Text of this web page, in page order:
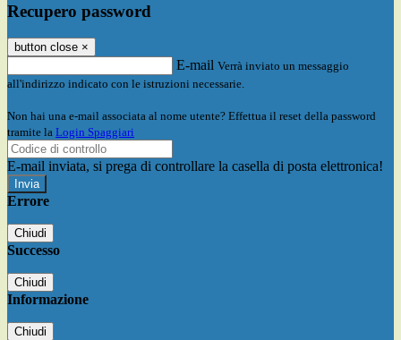
Recupero password
button close ×
E-mail Verrà inviato un messaggio
all'indirizzo indicato con le istruzioni necessarie.
Non hai una e-mail associata al nome utente? Effettua il reset della password
tramite la Login Spaggiari
E-mail inviata, si prega di controllare la casella di posta elettronica!
Errore
Chiudi
Successo
Chiudi
Informazione
Chiudi